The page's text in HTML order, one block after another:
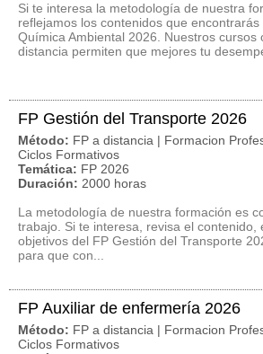
Si te interesa la metodología de nuestra
reflejamos los contenidos que
Química Ambiental 2026. Nuestros cursos
distancia permiten que mejores tu
FP Gestión del Transporte 2026
Método: FP a distancia | Formacion
Ciclos Formativos
Temática: FP 2026
Duración: 2000 horas
La metodología de nuestra formación es
trabajo. Si te interesa, revisa el contenido,
objetivos del FP Gestión del Transporte
para que con...
FP Auxiliar de enfermería 2026
Método: FP a distancia | Formacion
Ciclos Formativos